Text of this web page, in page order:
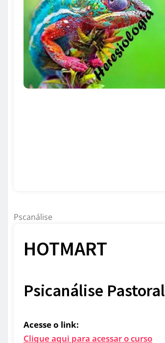
Pscanálise
HOTMART
Psicanálise Pastoral
Acesse o link:
Clique aqui para acessar o curso